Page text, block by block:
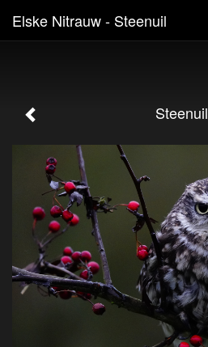
Elske Nitrauw - Steenuil
Steenuil